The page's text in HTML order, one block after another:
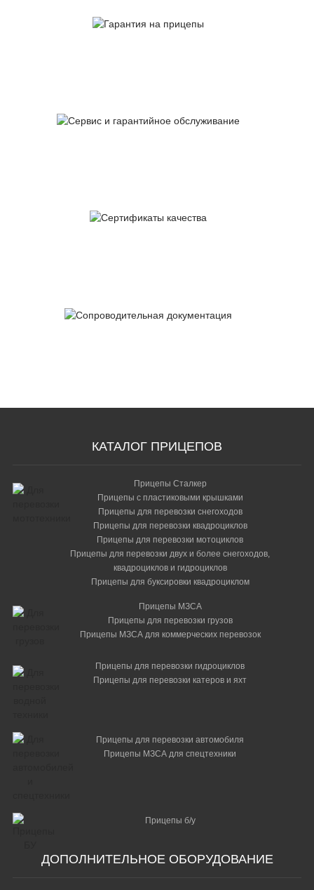
КАТАЛОГ ПРИЦЕПОВ
Прицепы Сталкер
Прицепы с пластиковыми крышками
Прицепы для перевозки снегоходов
Прицепы для перевозки квадроциклов
Прицепы для перевозки мотоциклов
Прицепы для перевозки двух и более снегоходов,
квадроциклов и гидроциклов
Прицепы для буксировки квадроциклом
Прицепы МЗСА
Прицепы для перевозки грузов
Прицепы МЗСА для коммерческих перевозок
Прицепы для перевозки гидроциклов
Прицепы для перевозки катеров и яхт
Прицепы для перевозки автомобиля
Прицепы МЗСА для спецтехники
Прицепы б/у
ДОПОЛНИТЕЛЬНОЕ ОБОРУДОВАНИЕ